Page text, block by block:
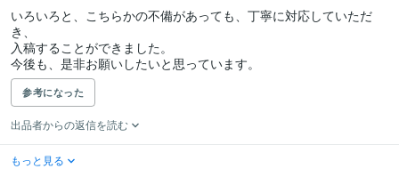
いろいろと、こちらかの不備があっても、丁寧に対応していただ
き、
入稿することができました。
参考になった
出品者からの返信を読む
もっと見る